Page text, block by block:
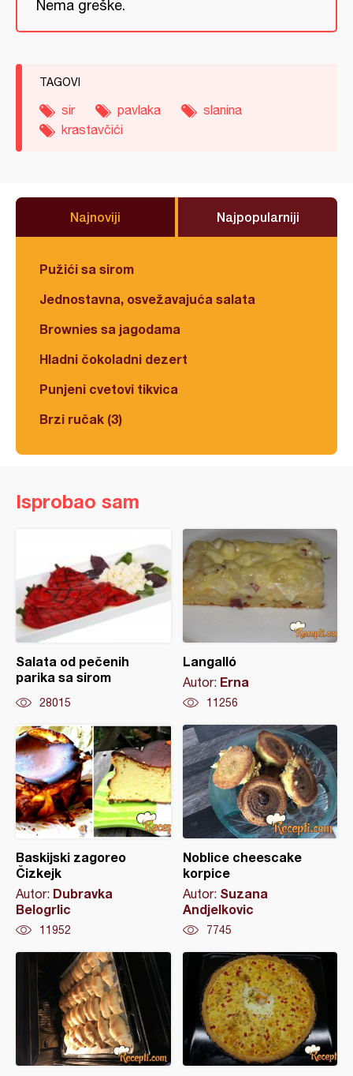
Nema greške.
TAGOVI
sir pavlaka
slanina
krastavčići
Najnoviji Najpopularniji
Pužići sa sirom
Jednostavna, osvežavajuća salata
Brownies sa jagodama
Hladni čokoladni dezert
Punjeni cvetovi tikvica
Brzi ručak (3)
Isprobao sam
Salata od pečenih
parika sa sirom
28015
Langalló
Autor: Erna
11256
Baskijski zagoreo
Čizkejk
Autor: Dubravka
Belogrlic
11952
Noblice cheescake
korpice
Autor: Suzana
Andjelkovic
7745